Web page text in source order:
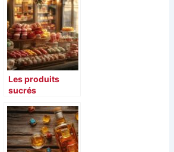
levure : la recette
facile
Les produits
sucrés
in France : un
savoir-faire
authentique à
découvrir